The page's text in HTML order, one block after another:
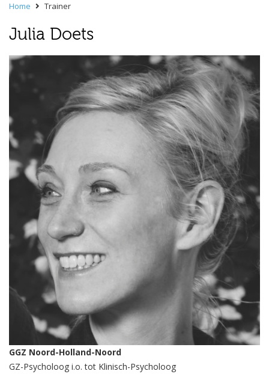
Home Trainer
Julia Doets
GGZ Noord-Holland-Noord
GZ-Psycholoog i.o. tot Klinisch-Psycholoog